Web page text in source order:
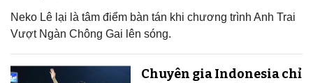
Neko Lê lại là tâm điểm bàn tán khi chương trình Anh Trai
Vượt Ngàn Chông Gai lên sóng.
Chuyên gia Indonesia chỉ